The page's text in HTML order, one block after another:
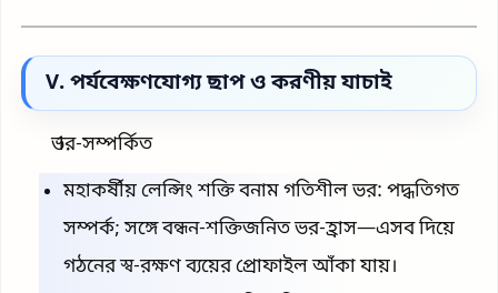
V. পর্যবেক্ষণযোগ্য ছাপ ও করণীয় যাচাই
ভর-সম্পর্কিত
মহাকর্ষীয় লেন্সিং শক্তি বনাম গতিশীল ভর: পদ্ধতিগত
সম্পর্ক; সঙ্গে বন্ধন-শক্তিজনিত ভর-হ্রাস—এসব দিয়ে
গঠনের স্ব-রক্ষণ ব্যয়ের প্রোফাইল আঁকা যায়।